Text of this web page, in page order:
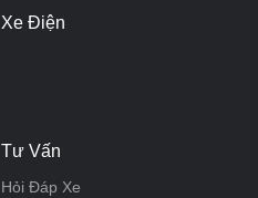
Xe Điện
Tư Vấn
Hỏi Đáp Xe